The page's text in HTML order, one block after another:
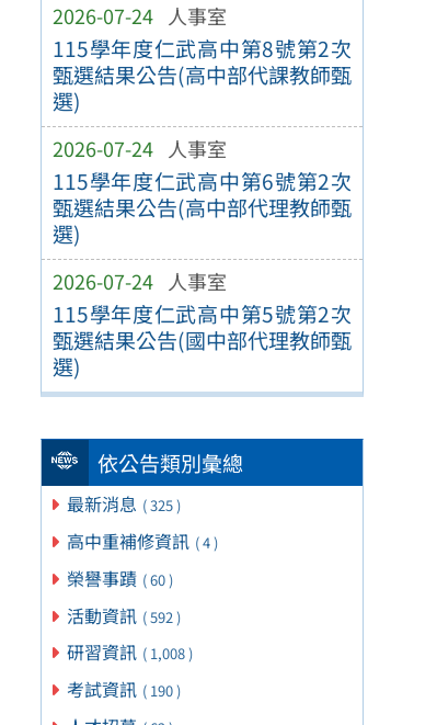
2026-07-24 人事室
115學年度仁武高中第8號第2次
甄選結果公告(高中部代課教師甄
選)
2026-07-24 人事室
115學年度仁武高中第6號第2次
甄選結果公告(高中部代理教師甄
選)
2026-07-24 人事室
115學年度仁武高中第5號第2次
甄選結果公告(國中部代理教師甄
選)
依公告類別彙總
最新消息 ( 325 )
高中重補修資訊 ( 4 )
榮譽事蹟 ( 60 )
活動資訊 ( 592 )
研習資訊 ( 1,008 )
考試資訊 ( 190 )